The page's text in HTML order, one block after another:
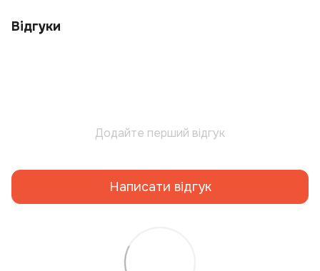
Відгуки
Додайте перший відгук
Написати відгук